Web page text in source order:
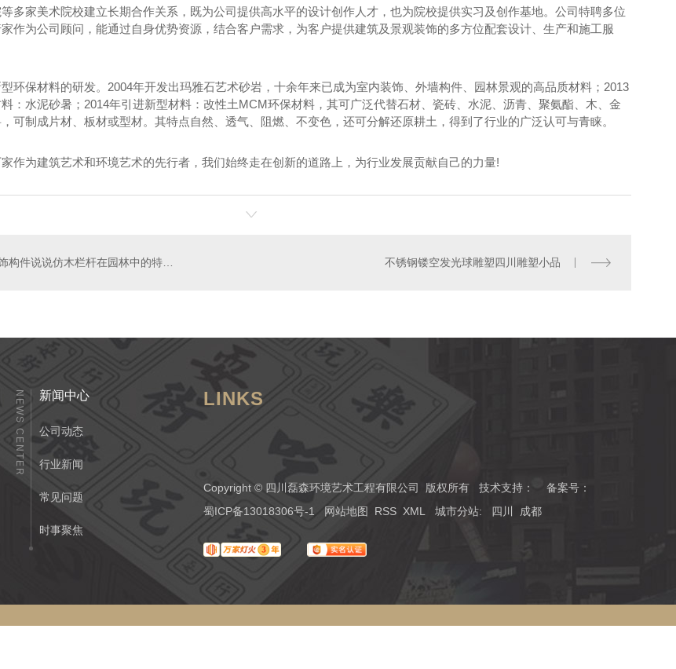
多家美术院校建立长期合作关系，既为公司提供高水平的设计创作人才，也为院校提供实习及创作基地。公司特聘多位
作为公司顾问，能通过自身优势资源，结合客户需求，为客户提供建筑及景观装饰的多方位配套设计、生产和施工服
环保材料的研发。2004年开发出玛雅石艺术砂岩，十余年来已成为室内装饰、外墙构件、园林景观的高品质材料；2013
：水泥砂暑；2014年引进新型材料：改性土MCM环保材料，其可广泛代替石材、瓷砖、水泥、沥青、聚氨酯、木、金
可制成片材、板材或型材。其特点自然、透气、阻燃、不变色，还可分解还原耕土，得到了行业的广泛认可与青睐。
家作为建筑艺术和环境艺术的先行者，我们始终走在创新的道路上，为行业发展贡献自己的力量!
四川景观装饰构件说说仿木栏杆在园林中的特点所在！ 不锈钢镂空发光球雕塑四川雕塑小品
新闻中心
NEWS CENTER 公司动态
行业新闻
常见问题
时事聚焦
LINKS
Copyright © 四川磊森环境艺术工程有限公司 版权所有 技术支持：
备案号：
蜀ICP备13018306号-1
网站地图 RSS XML 城市分站: 四川 成都